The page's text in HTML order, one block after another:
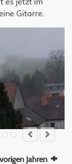
es jetzt im
Gitarre.
Jahren